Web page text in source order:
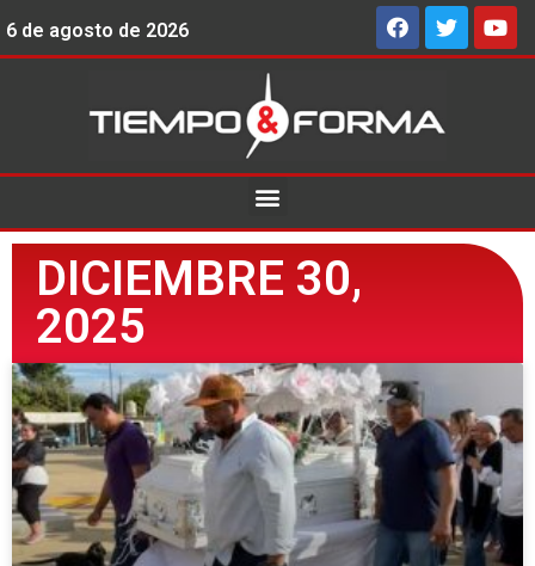
6 de agosto de 2026
DICIEMBRE 30,
2025